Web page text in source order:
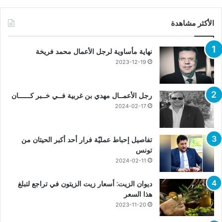
الأكثر مشاهدة
نهاية مأساوية لرجل الأعمال محمد فريخة
2023-12-19
رجل الأعمــال مهدي بن غربية فــي خــبر كــــــان
2024-02-17
تفاصيل إحباط عمليّة فرار أحد أكبر الحيتان من
تونس
2024-02-11
ديوان الزيت: أسعار زيت الزيتون في تراجع لتبلغ
هذا السعر
2023-11-20